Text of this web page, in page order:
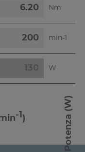
Nm
min-1
W
Potenza (W)
-1 )